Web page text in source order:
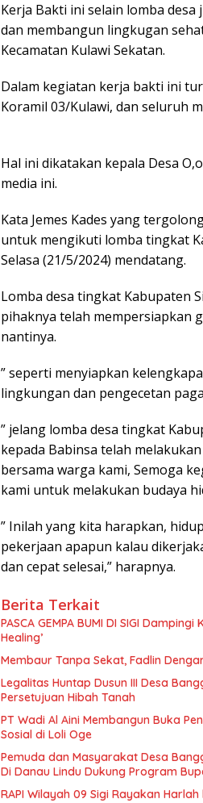
Kerja Bakti ini selain lomba
dan membangun lingkugan
Kecamatan Kulawi Sekatan.
Dalam kegiatan kerja bakti ini
Koramil 03/Kulawi, dan seluruh
Hal ini dikatakan kepala Desa
media ini.
Kata Jemes Kades yang
untuk mengikuti lomba tingkat
Selasa (21/5/2024) mendatang.
Lomba desa tingkat Kabupaten
pihaknya telah mempersiapkan
nantinya.
” seperti menyiapkan
lingkungan dan pengecetan
” jelang lomba desa tingkat
kepada Babinsa telah
bersama warga kami, Semoga
kami untuk melakukan budaya
” Inilah yang kita harapkan,
pekerjaan apapun kalau
dan cepat selesai,” harapnya.
Berita Terkait
PASCA GEMPA BUMI DI SIGI
Healing’
Membaur Tanpa Sekat, Fadlin
Legalitas Huntap Dusun III Desa
Persetujuan Hibah Tanah
PT Wadi Al Aini Membangun Buka
Sosial di Loli Oge
Pemuda dan Masyarakat Desa
Di Danau Lindu Dukung Program
RAPI Wilayah 09 Sigi Rayakan Harlah